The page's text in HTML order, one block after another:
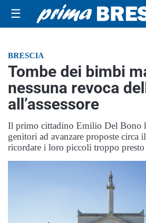
☰
BRESCIA
Tombe dei bimbi
nessuna revoca
all’assessore
Il primo cittadino Emilio Del Bono
genitori ad avanzare proposte circa
ricordare i loro piccoli troppo presto